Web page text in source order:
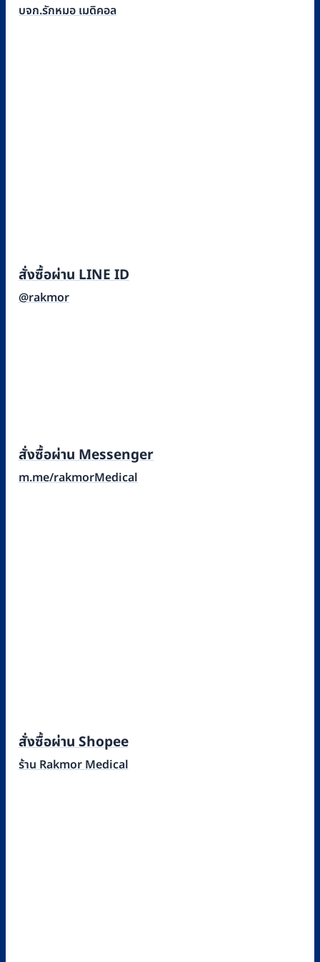
บจก.รักหมอ เมดิคอล
สั่งซื้อผ่าน LINE ID
@rakmor
สั่งซื้อผ่าน Messenger
m.me/rakmorMedical
สั่งซื้อผ่าน Shopee
ร้าน Rakmor Medical